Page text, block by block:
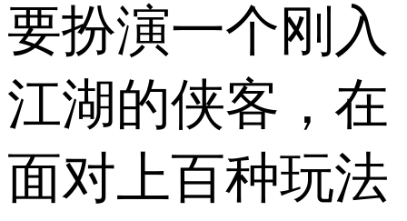
要扮演一个刚入
江湖的侠客，在
面对上百种玩法